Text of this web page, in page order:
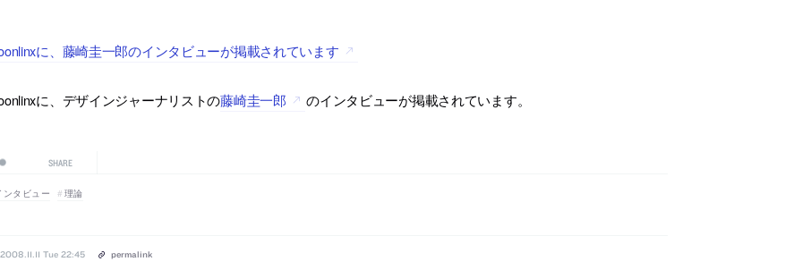
に、藤崎圭一郎のインタビューが掲載されています
に、デザインジャーナリストの藤崎圭一郎 のインタビューが掲載されています。
SHARE
ンタビュー 理論
2008.11.11 Tue 22:45 permalink